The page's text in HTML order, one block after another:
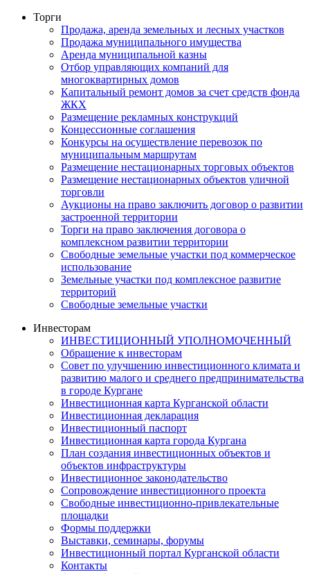
Торги
Продажа, аренда земельных и лесных участков
Продажа муниципального имущества
Аренда муниципальной казны
Отбор управляющих компаний для
многоквартирных домов
Капитальный ремонт домов за счет средств фонда
ЖКХ
Размещение рекламных конструкций
Концессионные соглашения
Конкурсы на осуществление перевозок по
муниципальным маршрутам
Размещение нестационарных торговых объектов
Размещение нестационарных объектов уличной
торговли
Аукционы на право заключить договор о развитии
застроенной территории
Торги на право заключения договора о
комплексном развитии территории
Свободные земельные участки под коммерческое
использование
Земельные участки под комплексное развитие
территорий
Свободные земельные участки
Инвесторам
ИНВЕСТИЦИОННЫЙ УПОЛНОМОЧЕННЫЙ
Обращение к инвесторам
Совет по улучшению инвестиционного климата и
развитию малого и среднего предпринимательства
в городе Кургане
Инвестиционная карта Курганской области
Инвестиционная декларация
Инвестиционный паспорт
Инвестиционная карта города Кургана
План создания инвестиционных объектов и
объектов инфраструктуры
Инвестиционное законодательство
Сопровождение инвестиционного проекта
Свободные инвестиционно-привлекательные
площадки
Формы поддержки
Выставки, семинары, форумы
Инвестиционный портал Курганской области
Контакты